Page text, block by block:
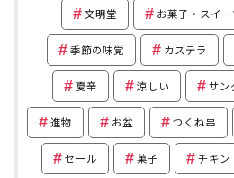
文明堂 お菓子・スイー
季節の味覚 カステラ
夏辛 涼しい サン
進物 お盆 つくね串
セール 菓子 チキン